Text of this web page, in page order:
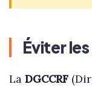
Éviter
La DGCCRF